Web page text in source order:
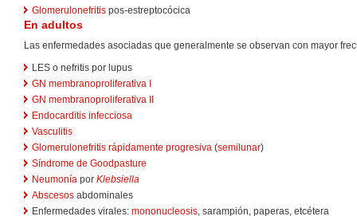
Glomerulonefritis pos-estreptocócica
En adultos
Las enfermedades asociadas que generalmente se observan con mayor
LES o nefritis por lupus
GN membranoproliferativa I
GN membranoproliferativa II
Endocarditis infecciosa
Vasculitis
Glomerulonefritis rápidamente progresiva (semilunar)
Síndrome de Goodpasture
Neumonía por Klebsiella
Abscesos abdominales
Enfermedades virales: mononucleosis, sarampión, paperas, etcétera